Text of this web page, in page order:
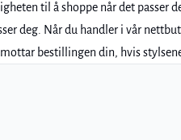
til å shoppe når det
deg. Når du handler i vår
bestillingen din, hvis